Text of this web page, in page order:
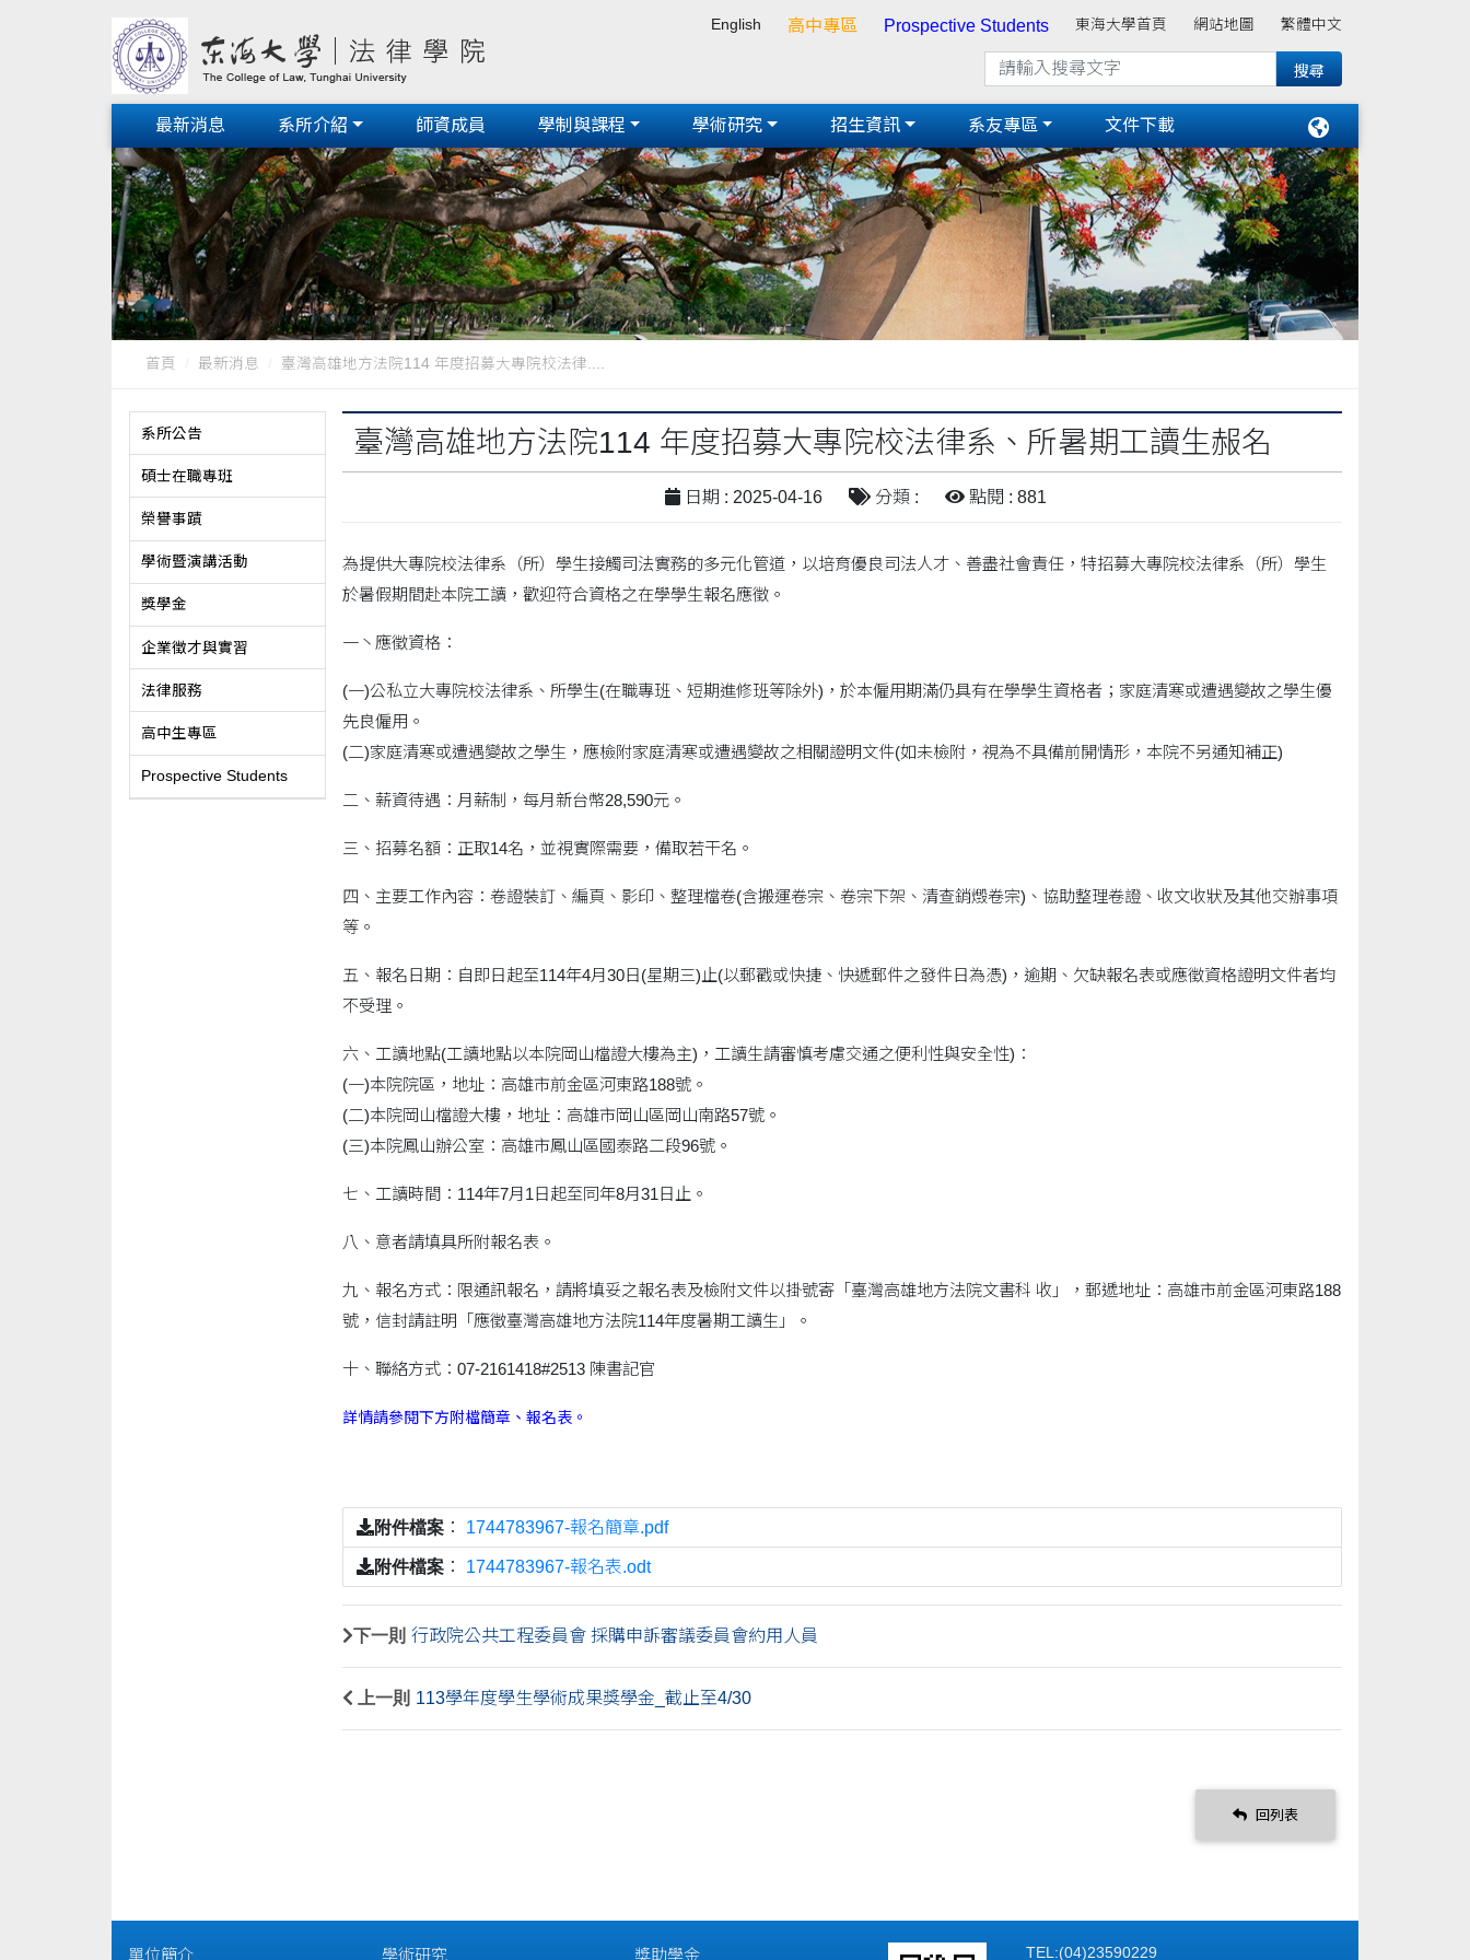
English 高中專區 Prospective Students 東海大學首頁 網站地圖 繁體中文
最新消息 系所介紹 師資成員 學制與課程 學術研究 招生資訊 系友專區 文件下載
首頁 最新消息 臺灣高雄地方法院114 年度招募大專院校法律....
系所公告
碩士在職專班
榮譽事蹟
學術暨演講活動
獎學金
企業徵才與實習
法律服務
高中生專區
Prospective Students
臺灣高雄地方法院114 年度招募大專院校法律系、所暑期工讀生赧名
日期 : 2025-04-16 分類 : 點閱 : 881
為提供大專院校法律系（所）學生接觸司法實務的多元化管道，以培育優良司法人才、善盡社會責任，特招募大專院校法律系（所）學生
於暑假期間赴本院工讀，歡迎符合資格之在學學生報名應徵。
一丶應徵資格：
(一)公私立大專院校法律系、所學生(在職專班、短期進修班等除外)，於本僱用期滿仍具有在學學生資格者；家庭清寒或遭遇變故之學生優
先良僱用。
(二)家庭清寒或遭遇變故之學生，應檢附家庭清寒或遭遇變故之相關證明文件(如未檢附，視為不具備前開情形，本院不另通知補正)
二、薪資待遇：月薪制，每月新台幣28,590元。
三、招募名額：正取14名，並視實際需要，備取若干名。
四、主要工作內容：卷證裝訂、編頁、影印、整理檔卷(含搬運卷宗、卷宗下架、清查銷燬卷宗)、協助整理卷證、收文收狀及其他交辦事項
等。
五、報名日期：自即日起至114年4月30日(星期三)止(以郵戳或快捷、快遞郵件之發件日為憑)，逾期、欠缺報名表或應徵資格證明文件者均
不受理。
六、工讀地點(工讀地點以本院岡山檔證大樓為主)，工讀生請審慎考慮交通之便利性與安全性)：
(一)本院院區，地址：高雄市前金區河東路188號。
(二)本院岡山檔證大樓，地址：高雄市岡山區岡山南路57號。
(三)本院鳳山辦公室：高雄市鳳山區國泰路二段96號。
七、工讀時間：114年7月1日起至同年8月31日止。
八、意者請填具所附報名表。
九、報名方式：限通訊報名，請將填妥之報名表及檢附文件以掛號寄「臺灣高雄地方法院文書科 收」，郵遞地址：高雄市前金區河東路188
號，信封請註明「應徵臺灣高雄地方法院114年度暑期工讀生」。
十、聯絡方式：07-2161418#2513 陳書記官
詳情請參閱下方附檔簡章、報名表。
附件檔案 ： 1744783967-報名簡章.pdf
附件檔案 ： 1744783967-報名表.odt
下一則 行政院公共工程委員會 採購申訴審議委員會約用人員
上一則 113學年度學生學術成果獎學金_截止至4/30
回列表
單位簡介 學術研究 獎助學金 TEL:(04)23590229